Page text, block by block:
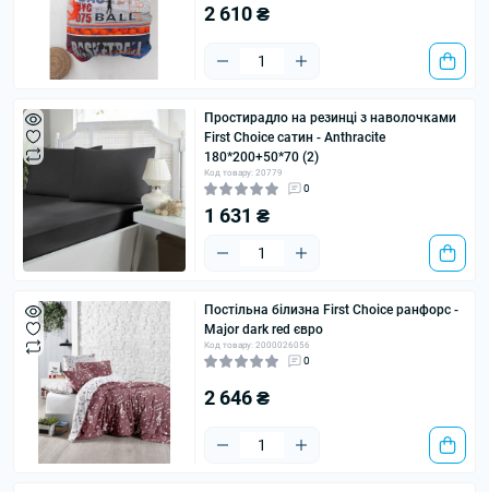
2 610 ₴
Простирадло на резинці з наволочками
First Choice сатин - Anthracite
180*200+50*70 (2)
Код товару: 20779
0
1 631 ₴
Постільна білизна First Choice ранфорс -
Major dark red євро
Код товару: 2000026056
0
2 646 ₴